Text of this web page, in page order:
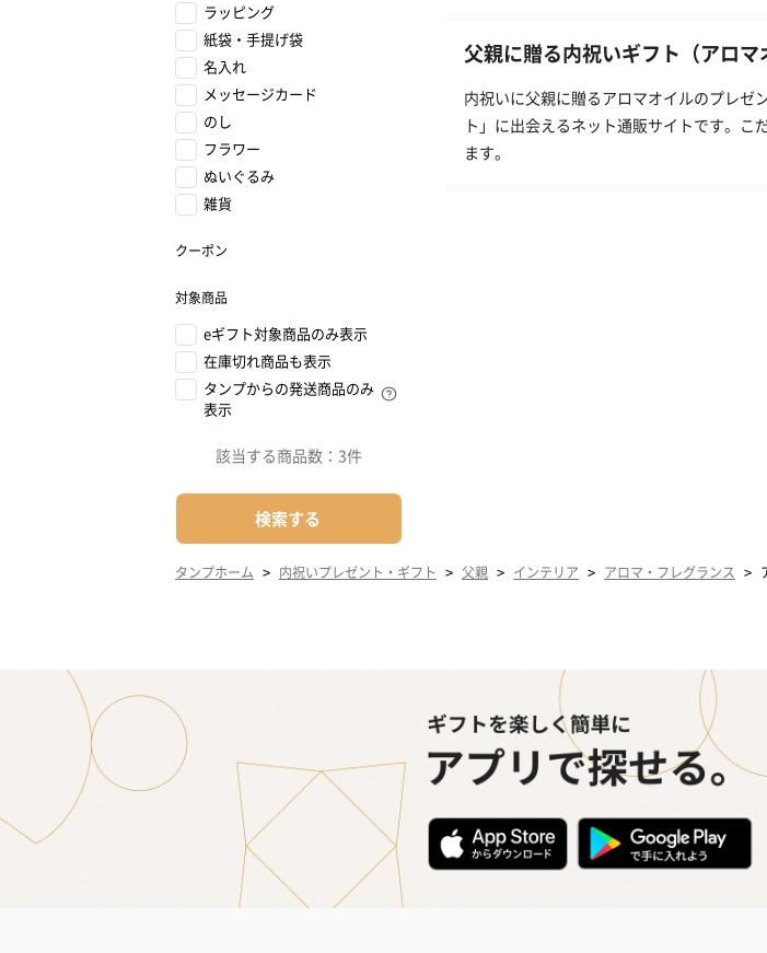
ラッピング
紙袋・手提げ袋
名入れ
メッセージカード
のし
フラワー
ぬいぐるみ
雑貨
クーポン
対象商品
eギフト対象商品のみ表示
在庫切れ商品も表示
タンプからの発送商品のみ
表示
該当する商品数： 3件
検索する
父親に贈る内祝いギフト（アロ
内祝いに父親に贈るアロマオイルのプレゼ
ト」に出会えるネット通販サイトです。
ます。
タンプホーム > 内祝いプレゼント・ギフト > 父親 > インテリア > アロマ・フレグランス >